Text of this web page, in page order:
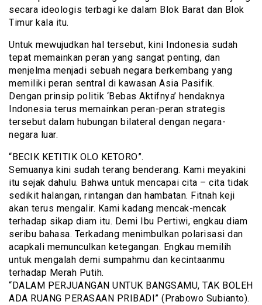
secara ideologis terbagi ke dalam Blok Barat dan Blok
Timur kala itu.
Untuk mewujudkan hal tersebut, kini Indonesia sudah
tepat memainkan peran yang sangat penting, dan
menjelma menjadi sebuah negara berkembang yang
memiliki peran sentral di kawasan Asia Pasifik.
Dengan prinsip politik ‘Bebas Aktifnya’ hendaknya
Indonesia terus memainkan peran-peran strategis
tersebut dalam hubungan bilateral dengan negara-
negara luar.
“BECIK KETITIK OLO KETORO”.
Semuanya kini sudah terang benderang. Kami meyakini
itu sejak dahulu. Bahwa untuk mencapai cita – cita tidak
sedikit halangan, rintangan dan hambatan. Fitnah keji
akan terus mengalir. Kami kadang mencak-mencak
terhadap sikap diam itu. Demi Ibu Pertiwi, engkau diam
seribu bahasa. Terkadang menimbulkan polarisasi dan
acapkali memunculkan ketegangan. Engkau memilih
untuk mengalah demi sumpahmu dan kecintaanmu
terhadap Merah Putih.
“DALAM PERJUANGAN UNTUK BANGSAMU, TAK BOLEH
ADA RUANG PERASAAN PRIBADI” (Prabowo Subianto).